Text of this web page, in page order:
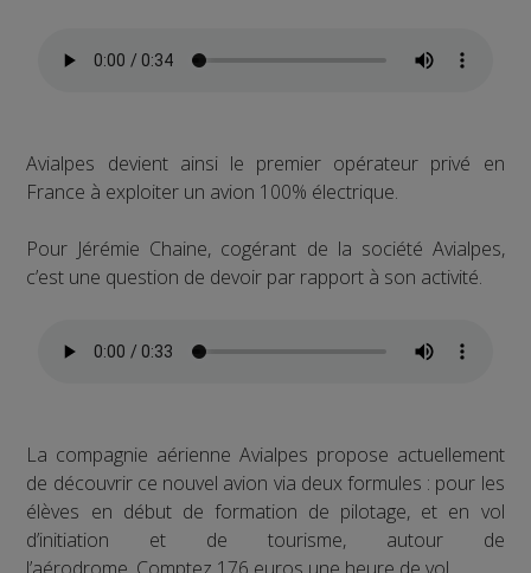
Avialpes devient ainsi le premier opérateur privé en
France à exploiter un avion 100% électrique.
Pour Jérémie Chaine, cogérant de la société Avialpes,
c’est une question de devoir par rapport à son activité.
La compagnie aérienne Avialpes propose actuellement
de découvrir ce nouvel avion via deux formules : pour les
élèves en début de formation de pilotage, et en vol
d’initiation et de tourisme, autour de